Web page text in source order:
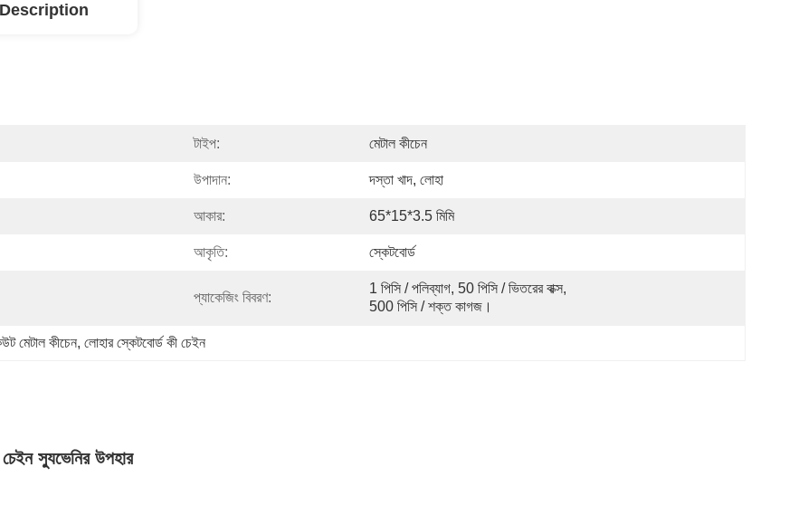
টাইপ: মেটাল কীচেন
উপাদান: দস্তা খাদ, লোহা
আকার: 65*15*3.5 মিমি
আকৃতি: স্কেটবোর্ড
প্যাকেজিং বিবরণ:
1 পিসি / পলিব্যাগ, 50 পিসি / ভিতরের বাক্স,
500 পিসি / শক্ত কাগজ।
মেটাল কীচেন, লোহার স্কেটবোর্ড কী চেইন
স্যুভেনির উপহার